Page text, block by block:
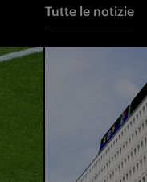
Tutte le notizie